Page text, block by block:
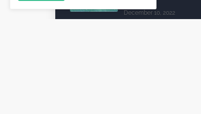
December 10, 2022